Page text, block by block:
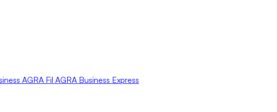
AGRA Fil AGRA Business Express